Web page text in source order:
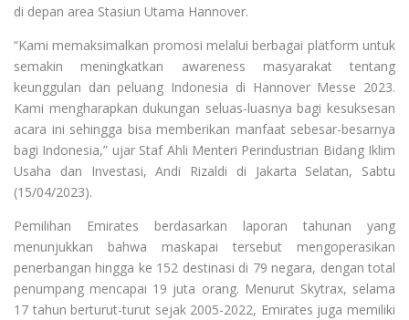
di depan area Stasiun Utama Hannover.
“Kami memaksimalkan promosi melalui berbagai platform untuk
semakin meningkatkan awareness masyarakat tentang
keunggulan dan peluang Indonesia di Hannover Messe 2023.
Kami mengharapkan dukungan seluas-luasnya bagi kesuksesan
acara ini sehingga bisa memberikan manfaat sebesar-besarnya
bagi Indonesia,” ujar Staf Ahli Menteri Perindustrian Bidang Iklim
Usaha dan Investasi, Andi Rizaldi di Jakarta Selatan, Sabtu
(15/04/2023).
Pemilihan Emirates berdasarkan laporan tahunan yang
menunjukkan bahwa maskapai tersebut mengoperasikan
penerbangan hingga ke 152 destinasi di 79 negara, dengan total
penumpang mencapai 19 juta orang. Menurut Skytrax, selama
17 tahun berturut-turut sejak 2005-2022, Emirates juga memiliki